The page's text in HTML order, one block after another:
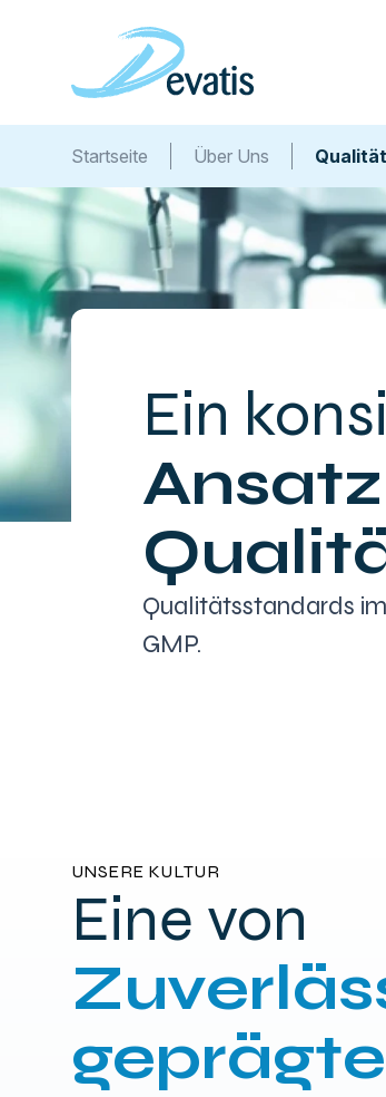
Startseite Über Uns Qualität
Ein
Qualitätsstandards
GMP.
UNSERE KULTUR
Eine von